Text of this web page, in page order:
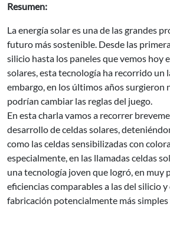
Resumen:
La energía solar es una de las grandes
futuro más sostenible. Desde las
silicio hasta los paneles que vemos hoy
solares, esta tecnología ha recorrido un
embargo, en los últimos años surgieron
podrían cambiar las reglas del juego.
En esta charla vamos a recorrer
desarrollo de celdas solares,
como las celdas sensibilizadas con
especialmente, en las llamadas celdas
una tecnología joven que logró, en muy
eficiencias comparables a las del silicio
fabricación potencialmente más simples